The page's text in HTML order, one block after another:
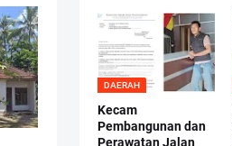
DAERAH
Kecam
Pembangunan dan
Perawatan Jalan